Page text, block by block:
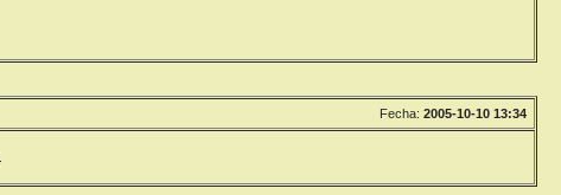
Fecha: 2005-10-10 13:34